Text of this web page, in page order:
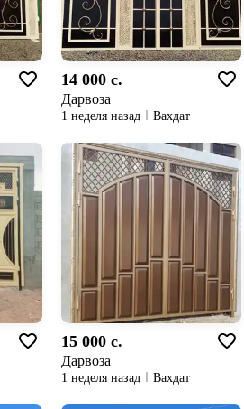
14 000 c.
Дарвоза
1 неделя назад Вахдат
15 000 c.
Дарвоза
1 неделя назад Вахдат